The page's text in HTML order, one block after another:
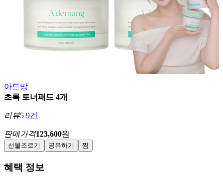
아드망
초록 토너패드 4개
리뷰5 9건
판매가격123,600원
선물조르기 공유하기 찜
혜택 정보